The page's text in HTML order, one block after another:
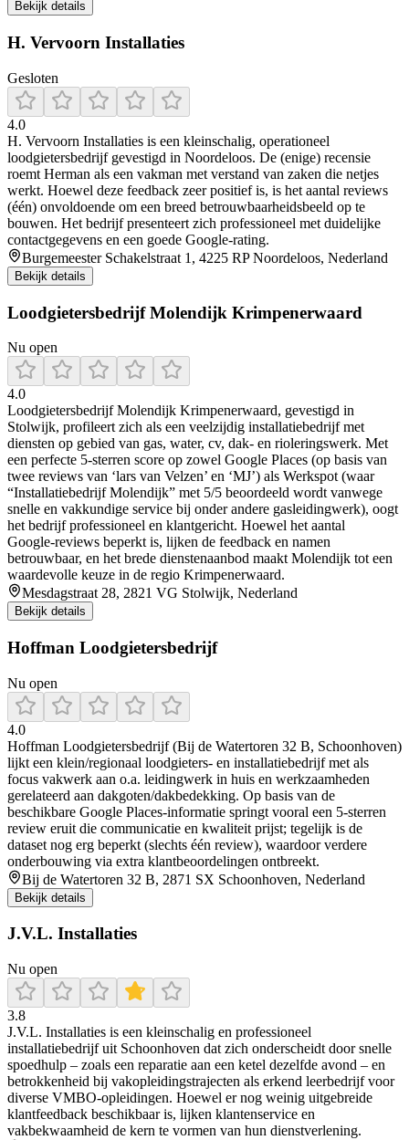
Bekijk details
H. Vervoorn Installaties
Gesloten
4.0
H. Vervoorn Installaties is een kleinschalig, operationeel
loodgietersbedrijf gevestigd in Noordeloos. De (enige) recensie
roemt Herman als een vakman met verstand van zaken die netjes
werkt. Hoewel deze feedback zeer positief is, is het aantal reviews
(één) onvoldoende om een breed betrouwbaarheidsbeeld op te
bouwen. Het bedrijf presenteert zich professioneel met duidelijke
contactgegevens en een goede Google-rating.
Burgemeester Schakelstraat 1, 4225 RP Noordeloos, Nederland
Bekijk details
Loodgietersbedrijf Molendijk Krimpenerwaard
Nu open
4.0
Loodgietersbedrijf Molendijk Krimpenerwaard, gevestigd in
Stolwijk, profileert zich als een veelzijdig installatiebedrijf met
diensten op gebied van gas, water, cv, dak- en rioleringswerk. Met
een perfecte 5‑sterren score op zowel Google Places (op basis van
twee reviews van ‘lars van Velzen’ en ‘MJ’) als Werkspot (waar
“Installatiebedrijf Molendijk” met 5/5 beoordeeld wordt vanwege
snelle en vakkundige service bij onder andere gasleidingwerk), oogt
het bedrijf professioneel en klantgericht. Hoewel het aantal
Google‑reviews beperkt is, lijken de feedback en namen
betrouwbaar, en het brede dienstenaanbod maakt Molendijk tot een
waardevolle keuze in de regio Krimpenerwaard.
Mesdagstraat 28, 2821 VG Stolwijk, Nederland
Bekijk details
Hoffman Loodgietersbedrijf
Nu open
4.0
Hoffman Loodgietersbedrijf (Bij de Watertoren 32 B, Schoonhoven)
lijkt een klein/regionaal loodgieters- en installatiebedrijf met als
focus vakwerk aan o.a. leidingwerk in huis en werkzaamheden
gerelateerd aan dakgoten/dakbedekking. Op basis van de
beschikbare Google Places-informatie springt vooral een 5-sterren
review eruit die communicatie en kwaliteit prijst; tegelijk is de
dataset nog erg beperkt (slechts één review), waardoor verdere
onderbouwing via extra klantbeoordelingen ontbreekt.
Bij de Watertoren 32 B, 2871 SX Schoonhoven, Nederland
Bekijk details
J.V.L. Installaties
Nu open
3.8
J.V.L. Installaties is een kleinschalig en professioneel
installatiebedrijf uit Schoonhoven dat zich onderscheidt door snelle
spoedhulp – zoals een reparatie aan een ketel dezelfde avond – en
betrokkenheid bij vakopleidingstrajecten als erkend leerbedrijf voor
diverse VMBO-opleidingen. Hoewel er nog weinig uitgebreide
klantfeedback beschikbaar is, lijken klantenservice en
vakbekwaamheid de kern te vormen van hun dienstverlening.